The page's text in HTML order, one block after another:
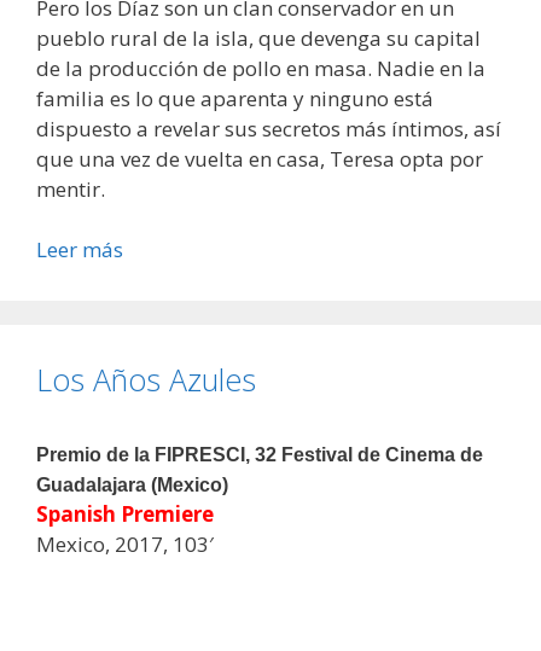
Pero los Díaz son un clan conservador en un
pueblo rural de la isla, que devenga su capital
de la producción de pollo en masa. Nadie en la
familia es lo que aparenta y ninguno está
dispuesto a revelar sus secretos más íntimos, así
que una vez de vuelta en casa, Teresa opta por
mentir.
Leer más
Los Años Azules
Premio de la FIPRESCI, 32 Festival de Cinema de
Guadalajara (Mexico)
Spanish Premiere
Mexico, 2017, 103′